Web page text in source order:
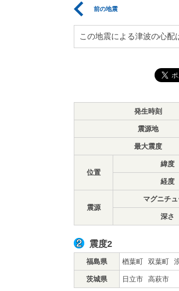
前の地震
この地震による津波の心配
発生時刻
震源地
最大震度
位置
緯度
経度
震源
マグニチ
深さ
震度2
福島県 楢葉町 双葉町
茨城県 日立市 高萩市